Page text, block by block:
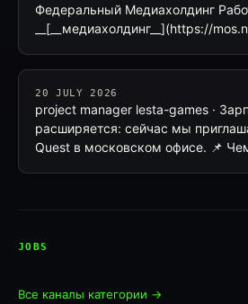
Федеральный Медиахолдинг
__[__медиахолдинг__](https://
20 JULY 2026
project manager lesta-games ·
расширяется: сейчас мы
Quest в московском офисе. 📌
JOBS
Все каналы категории →